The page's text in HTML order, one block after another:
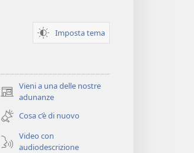
Imposta tema
Vieni a una delle nostre
adunanze
(apre
una
nuova
finestra)
Cosa c’è di nuovo
Video con
audiodescrizione